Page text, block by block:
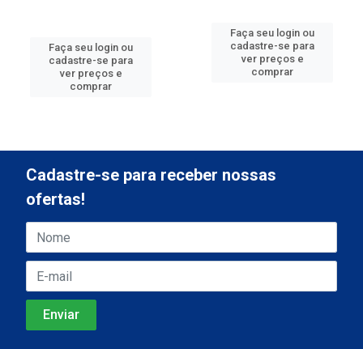
Faça seu login ou
cadastre-se para
ver preços e
comprar
Faça seu login ou
cadastre-se para
ver preços e
comprar
Cadastre-se para receber nossas
ofertas!